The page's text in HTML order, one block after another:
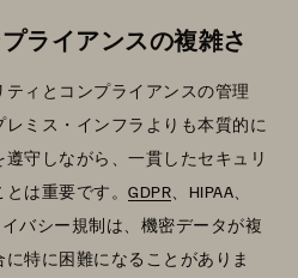
ライアンスの複雑さ
ィとコンプライアンスの管理
ミス・インフラよりも本質的に
守しながら、一貫したセキュリ
は重要です。 GDPR、HIPAA、
バシー規制は、機密データが複
特に困難になることがありま